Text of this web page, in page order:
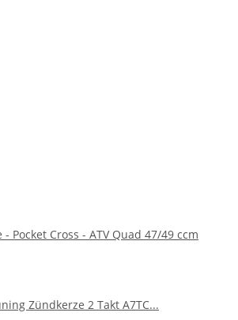
Pocket Cross - ATV Quad 47/49 ccm